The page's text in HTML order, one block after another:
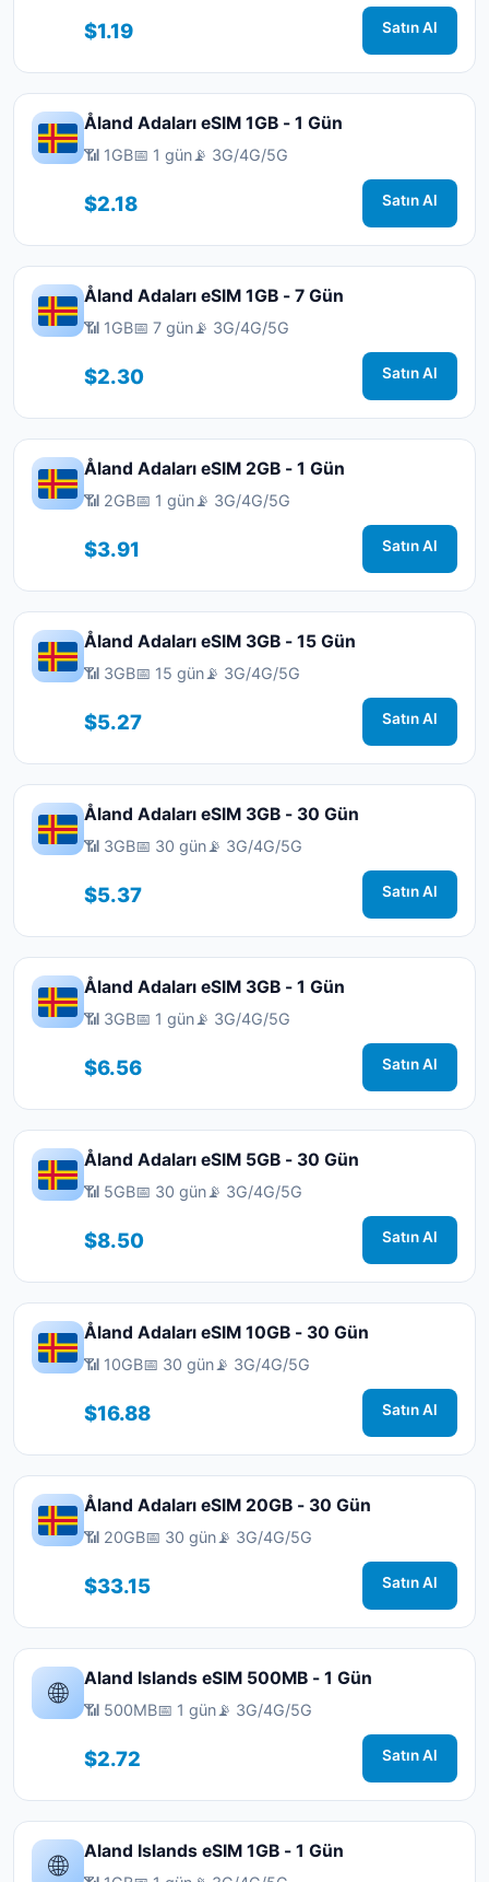
$1.19 Satın Al
Åland Adaları eSIM 1GB - 1 Gün
📶 1GB📅 1 gün📡 3G/4G/5G
$2.18 Satın Al
Åland Adaları eSIM 1GB - 7 Gün
📶 1GB📅 7 gün📡 3G/4G/5G
$2.30 Satın Al
Åland Adaları eSIM 2GB - 1 Gün
📶 2GB📅 1 gün📡 3G/4G/5G
$3.91 Satın Al
Åland Adaları eSIM 3GB - 15 Gün
📶 3GB📅 15 gün📡 3G/4G/5G
$5.27 Satın Al
Åland Adaları eSIM 3GB - 30 Gün
📶 3GB📅 30 gün📡 3G/4G/5G
$5.37 Satın Al
Åland Adaları eSIM 3GB - 1 Gün
📶 3GB📅 1 gün📡 3G/4G/5G
$6.56 Satın Al
Åland Adaları eSIM 5GB - 30 Gün
📶 5GB📅 30 gün📡 3G/4G/5G
$8.50 Satın Al
Åland Adaları eSIM 10GB - 30 Gün
📶 10GB📅 30 gün📡 3G/4G/5G
$16.88 Satın Al
Åland Adaları eSIM 20GB - 30 Gün
📶 20GB📅 30 gün📡 3G/4G/5G
$33.15 Satın Al
🌐 Aland Islands eSIM 500MB - 1 Gün
📶 500MB📅 1 gün📡 3G/4G/5G
$2.72 Satın Al
🌐 Aland Islands eSIM 1GB - 1 Gün